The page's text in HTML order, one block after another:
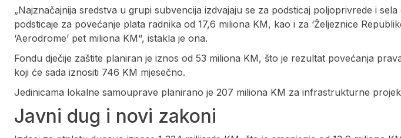
„Najznačajnija sredstva u grupi subvencija izdvajaju se za podsticaj poljoprivrede i
podsticaje za povećanje plata radnika od 17,6 miliona KM, kao i za ‘Željeznice
‘Aerodrome’ pet miliona KM“, istakla je ona.
Fondu dječije zaštite planiran je iznos od 53 miliona KM, što je rezultat povećanja
koji će sada iznositi 746 KM mjesečno.
Jedinicama lokalne samouprave planirano je 207 miliona KM za infrastrukturne
Javni dug i novi zakoni